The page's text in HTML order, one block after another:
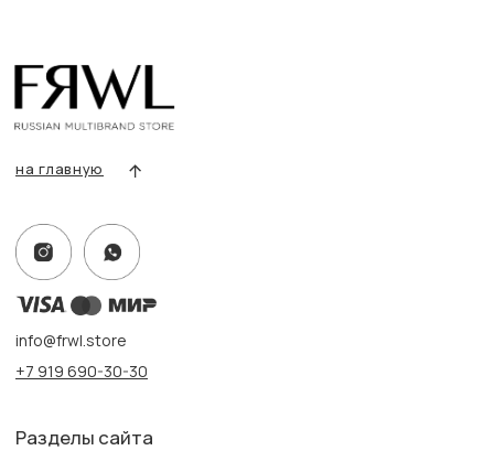
Покупателям
Оплата и доставка
Информация
Создание сайта
г. Казань, ул. Кремлевская, 2а ПН-ВС с 11:00 до 20:00
Адрес:
г. Казань, ул. Проспект Победы, 141 ТЦ МЕГА
ПН-ВС с 10:00 до 22:00
Сертификаты